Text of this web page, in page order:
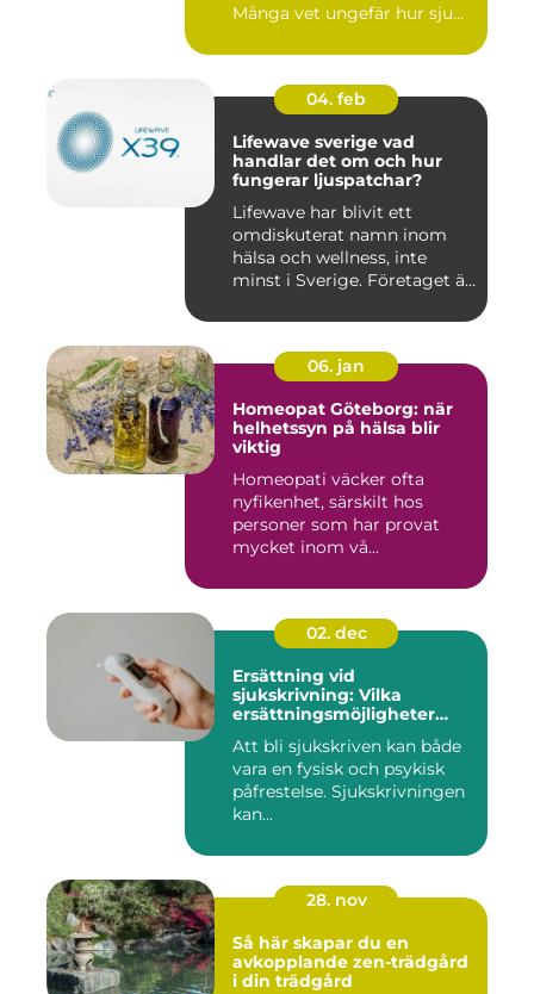
Många vet ungefär hur sju...
04. feb
Lifewave sverige vad
handlar det om och hur
fungerar ljuspatchar?
Lifewave har blivit ett
omdiskuterat namn inom
hälsa och wellness, inte
minst i Sverige. Företaget ä...
06. jan
Homeopat Göteborg: när
helhetssyn på hälsa blir
viktig
Homeopati väcker ofta
nyfikenhet, särskilt hos
personer som har provat
mycket inom vå...
02. dec
Ersättning vid
sjukskrivning: Vilka
ersättningsmöjligheter
Att bli sjukskriven kan både
vara en fysisk och psykisk
påfrestelse. Sjukskrivningen
kan...
28. nov
Så här skapar du en
avkopplande zen-trädgård
i din trädgård